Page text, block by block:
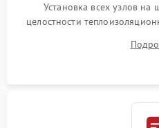
Установка всех узлов на
целостности
исключить перегрев
Надежная фиксация